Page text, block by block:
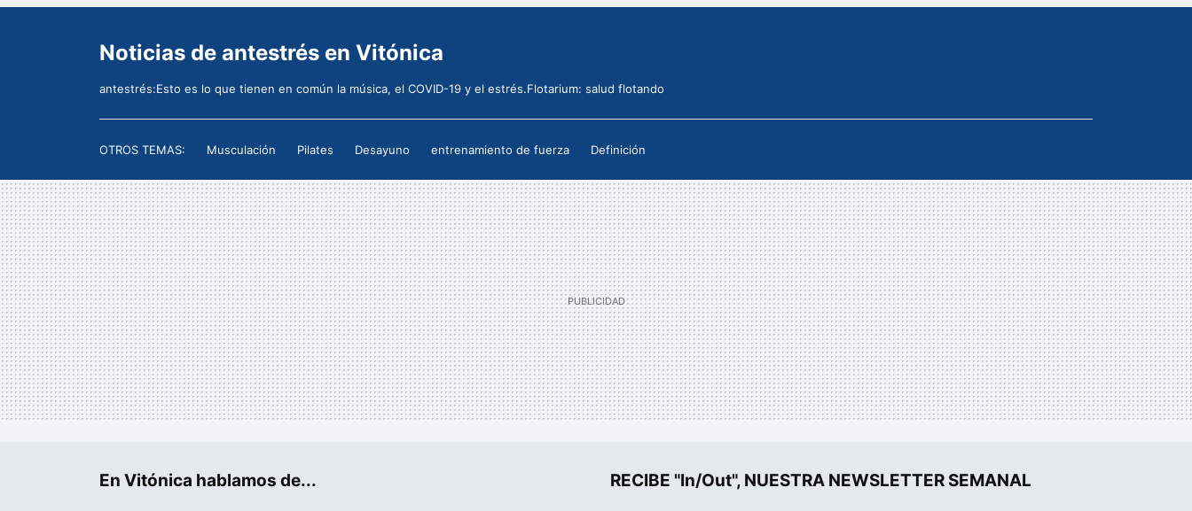
Noticias de antestrés en Vitónica
antestrés:Esto es lo que tienen en común la música, el COVID-19 y el estrés.Flotarium: salud flotando
OTROS TEMAS: Musculación Pilates Desayuno entrenamiento de fuerza Definición
RECIBE "In/Out", NUESTRA NEWSLETTER SEMANAL
En Vitónica hablamos de...